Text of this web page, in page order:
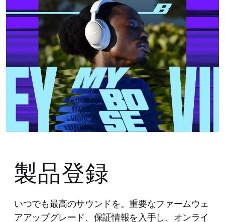
製品登録
いつでも最高のサウンドを。重要なファームウェ
アアップグレード、保証情報を入手し、オンライ